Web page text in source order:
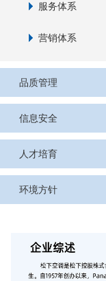
服务体系
营销体系
品质管理
信息安全
人才培育
环境方针